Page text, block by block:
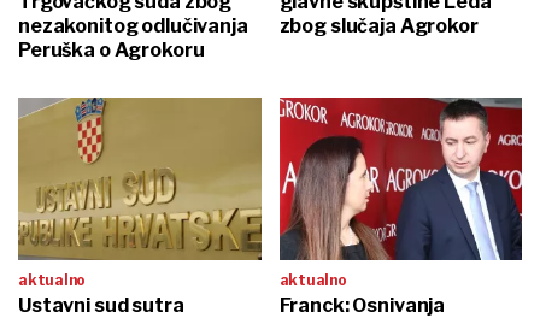
nezakonitog odlučivanja
Peruška o Agrokoru
zbog slučaja Agrokor
aktualno
Ustavni sud sutra
aktualno
Franck: Osnivanja